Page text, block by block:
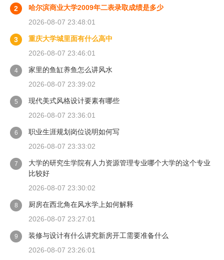
2
哈尔滨商业大学2009年二表录取成绩是多少
2026-08-07 23:48:01
3
重庆大学城里面有什么高中
2026-08-07 23:46:01
4
家里的鱼缸养鱼怎么讲风水
2026-08-07 23:39:02
5
现代美式风格设计要素有哪些
2026-08-07 23:36:01
6
职业生涯规划岗位说明如何写
2026-08-07 23:33:02
7
大学的研究生学院有人力资源管理专业哪个大学的这个专业
比较好
2026-08-07 23:30:02
8
厨房在西北角在风水学上如何解释
2026-08-07 23:27:01
9
装修与设计有什么讲究新房开工需要准备什么
2026-08-07 23:26:01